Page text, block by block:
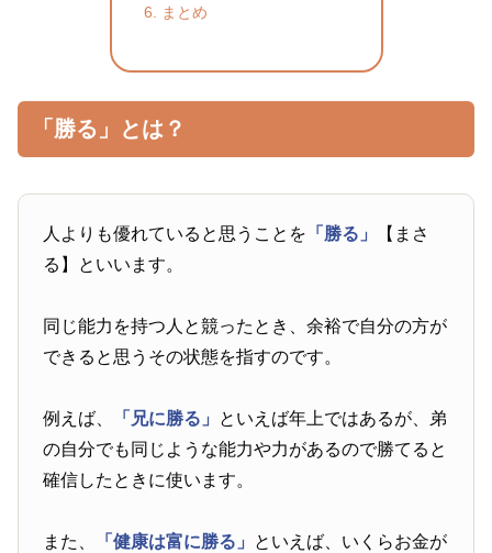
まとめ
「勝る」とは？
人よりも優れていると思うことを 「勝る」
【まさ
る】といいます。
同じ能力を持つ人と競ったとき、余裕で自分の方が
できると思うその状態を指すのです。
例えば、 「兄に勝る」 といえば年上ではあるが、弟
の自分でも同じような能力や力があるので勝てると
確信したときに使います。
また、 「健康は富に勝る」 といえば、いくらお金が